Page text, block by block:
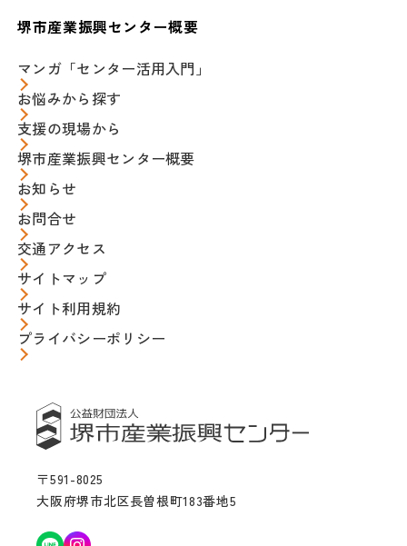
〒591-8025
大阪府堺市北区長曽根町183番地5
堺市産業振興センター概要
マンガ「センター活用入門」
お悩みから探す
支援の現場から
堺市産業振興センター概要
お知らせ
お問合せ
交通アクセス
サイトマップ
サイト利用規約
プライバシーポリシー